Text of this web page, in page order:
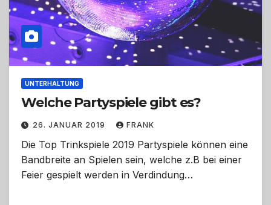
UNTERHALTUNG
Welche Partyspiele gibt es?
26. JANUAR 2019 FRANK
Die Top Trinkspiele 2019 Partyspiele können eine
Bandbreite an Spielen sein, welche z.B bei einer
Feier gespielt werden in Verdindung…